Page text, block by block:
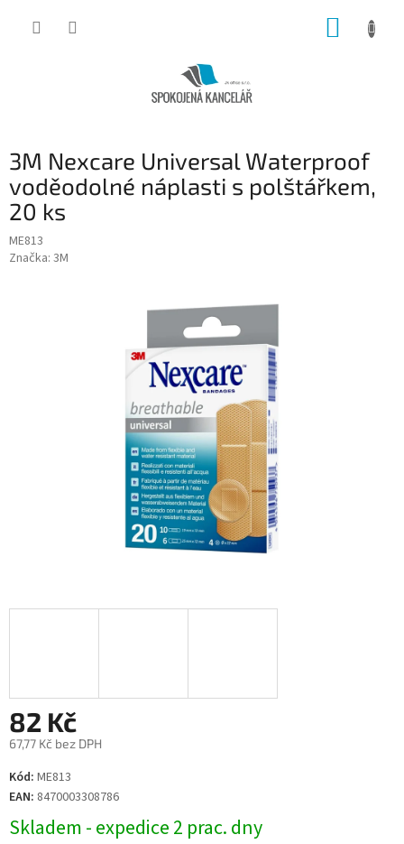
3M Nexcare Universal Waterproof
voděodolné náplasti s polštářkem,
20 ks
ME813
Značka: 3M
82 Kč
67,77 Kč bez DPH
Měrná
cena:
Kód: ME813
EAN: 8470003308786
Skladem - expedice 2 prac. dny